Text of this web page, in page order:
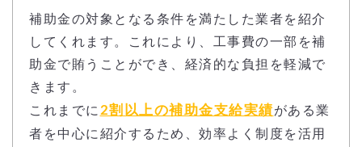
補助金の対象となる条件を満たした業者を紹介
してくれます。これにより、工事費の一部を補
助金で賄うことができ、経済的な負担を軽減で
きます。
これまでに 2割以上の補助金支給実績がある業
者を中心に紹介するため、効率よく制度を活用